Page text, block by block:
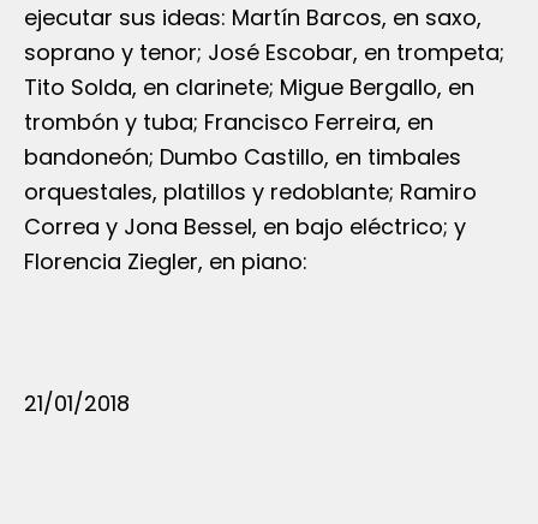
ejecutar sus ideas: Martín Barcos, en saxo,
soprano y tenor; José Escobar, en trompeta;
Tito Solda, en clarinete; Migue Bergallo, en
trombón y tuba; Francisco Ferreira, en
bandoneón; Dumbo Castillo, en timbales
orquestales, platillos y redoblante; Ramiro
Correa y Jona Bessel, en bajo eléctrico; y
Florencia Ziegler, en piano:
21/01/2018